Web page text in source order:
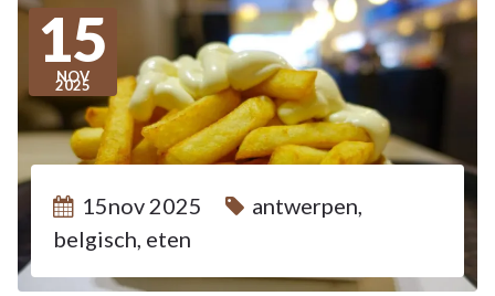
15
NOV
2025
15nov 2025 antwerpen,
belgisch, eten